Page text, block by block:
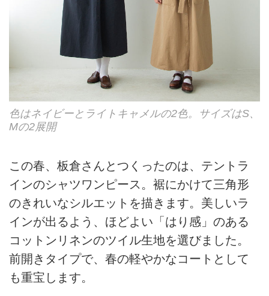
色はネイビーとライトキャメルの2色。サイズはS、
Mの2展開
この春、板倉さんとつくったのは、テントラ
インのシャツワンピース。裾にかけて三角形
のきれいなシルエットを描きます。美しいラ
インが出るよう、ほどよい「はり感」のある
コットンリネンのツイル生地を選びました。
前開きタイプで、春の軽やかなコートとして
も重宝します。